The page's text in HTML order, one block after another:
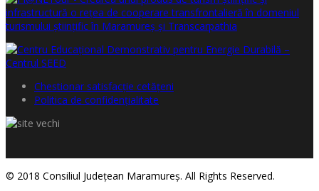
Chestionar satisfacţie cetăţeni
Politica de confidențialitate
© 2018 Consiliul Judeţean Maramureş. All Rights Reserved.